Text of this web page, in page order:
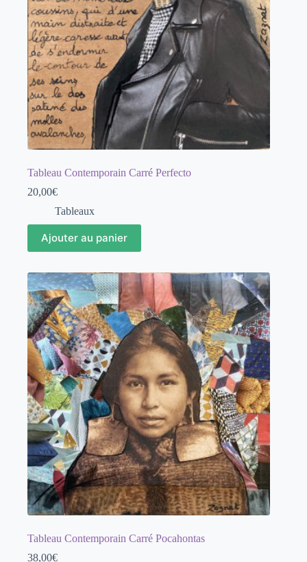
Tableau Contemporain Carré Perfecto
20,00€
Tableaux
Ajouter au panier
Tableau Contemporain Carré Pocahontas
38,00€